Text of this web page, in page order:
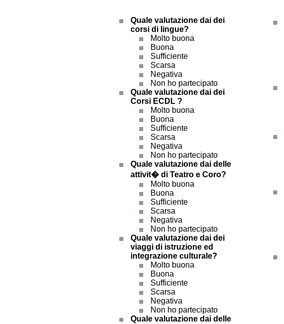
Quale valutazione dai dei
corsi di lingue?
Molto buona
Buona
Sufficiente
Scarsa
Negativa
Non ho partecipato
Quale valutazione dai dei
Corsi ECDL ?
Molto buona
Buona
Sufficiente
Scarsa
Negativa
Non ho partecipato
Quale valutazione dai delle
attivit� di Teatro e Coro?
Molto buona
Buona
Sufficiente
Scarsa
Negativa
Non ho partecipato
Quale valutazione dai dei
viaggi di istruzione ed
integrazione culturale?
Molto buona
Buona
Sufficiente
Scarsa
Negativa
Non ho partecipato
Quale valutazione dai delle